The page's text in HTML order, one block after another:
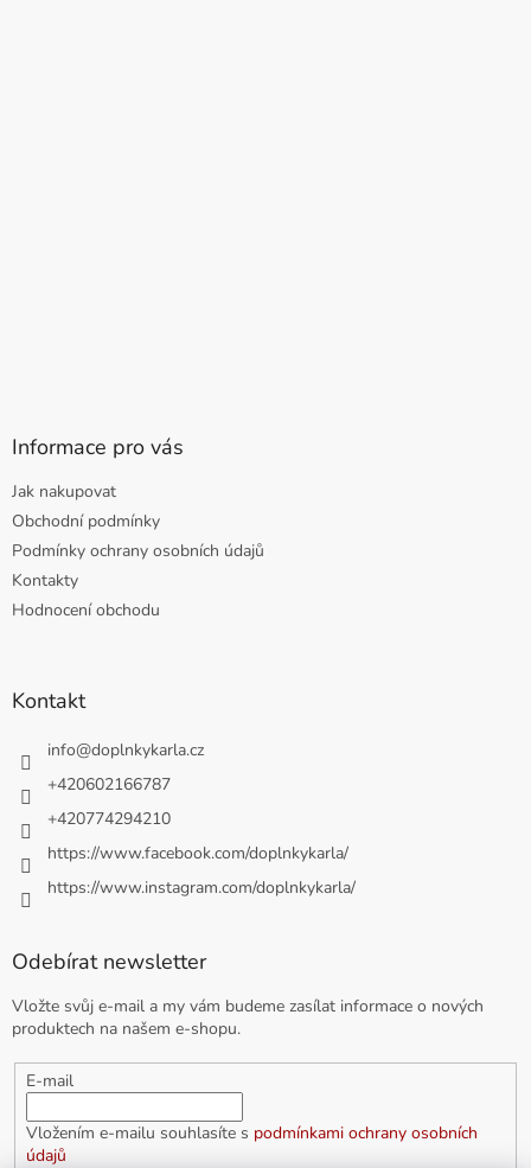
Informace pro vás
Jak nakupovat
Obchodní podmínky
Podmínky ochrany osobních údajů
Kontakty
Hodnocení obchodu
Kontakt
info@doplnkykarla.cz
+420602166787
+420774294210
https://www.facebook.com/doplnkykarla/
https://www.instagram.com/doplnkykarla/
Odebírat newsletter
Vložte svůj e-mail a my vám budeme zasílat informace o nových
produktech na našem e-shopu.
E-mail
Vložením e-mailu souhlasíte s podmínkami ochrany osobních
údajů